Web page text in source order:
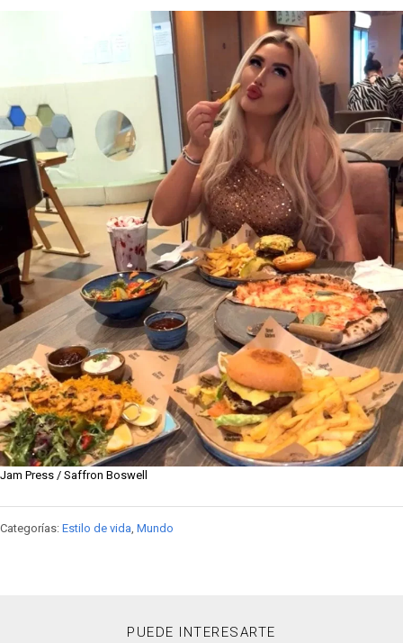
Jam Press / Saffron Boswell
Categorías: Estilo de vida Mundo
PUEDE INTERESARTE